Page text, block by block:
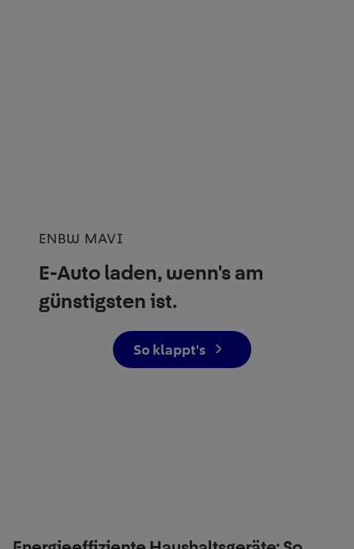
ENBW MAVI
E-Auto laden, wenn's am
günstigsten ist.
So klappt's